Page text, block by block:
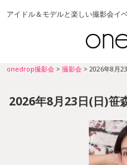
アイドル＆モデルと楽しい撮影会イ
onedrop撮影会 >撮影会 >2026年8月
2026年8月23日(日)笹